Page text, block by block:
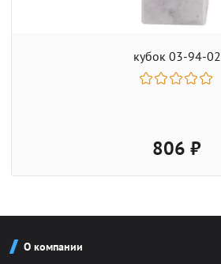
кубок 03-94-02
806 ₽
О компании